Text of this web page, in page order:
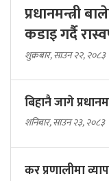
प्रधानमन्त्री
कडाइ गर्दै
शुक्रबार, साउन २२, २०८३
बिहानै जागे
शनिबार, साउन २३, २०८३
कर प्रणालीमा